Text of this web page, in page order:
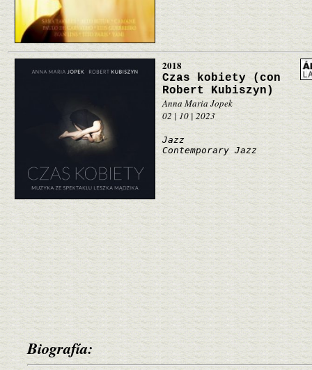
2018
Czas kobiety (con
Robert Kubiszyn)
Anna Maria Jopek
02 | 10 | 2023
Jazz
Contemporary Jazz
Biografía: